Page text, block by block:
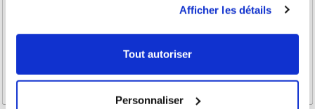
tout moment en consultant la Déclaration relative aux
cookies ou en cliquant sur l'icône de confidentialité.
Collecter des informations sur votre localisation
géographique qui peuvent être précises à plusieurs
Afficher les détails
Tout autoriser
Personnaliser